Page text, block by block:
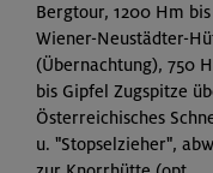
Bergtour, 1200 Hm bis
Wiener-Neustädter-
(Übernachtung), 750
bis Gipfel Zugspitze
Österreichisches
u. "Stopselzieher",